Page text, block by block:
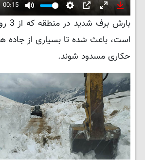
00:15
Mute Settings
PIP Enter
fullscreen
است، باعث شده تا بسیاری از جاده
حکاری مسدود شوند.